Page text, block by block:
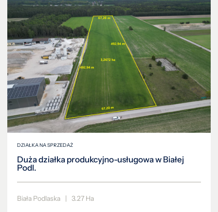
DZIAŁKA NA SPRZEDAŻ
Duża działka produkcyjno-usługowa w Białej
Podl.
Biała Podlaska | 3.27 Ha